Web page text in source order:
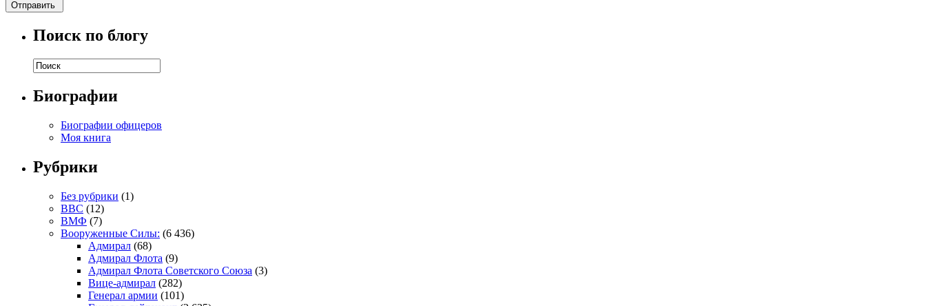
Поиск по блогу
Биографии
Биографии офицеров
Моя книга
Рубрики
Без рубрики (1)
ВВС (12)
ВМФ (7)
Вооруженные Силы: (6 436)
Адмирал (68)
Адмирал Флота (9)
Адмирал Флота Советского Союза (3)
Вице-адмирал (282)
Генерал армии (101)